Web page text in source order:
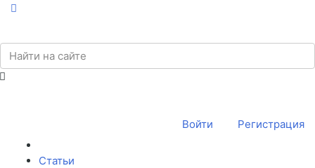
Войти Регистрация
Статьи